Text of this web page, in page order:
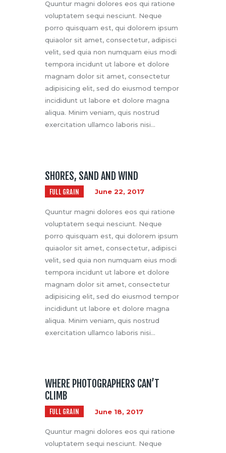
Quuntur magni dolores eos qui ratione
voluptatem sequi nesciunt. Neque
porro quisquam est, qui dolorem ipsum
quiaolor sit amet, consectetur, adipisci
velit, sed quia non numquam eius modi
tempora incidunt ut labore et dolore
magnam dolor sit amet, consectetur
adipisicing elit, sed do eiusmod tempor
incididunt ut labore et dolore magna
aliqua. Minim veniam, quis nostrud
exercitation ullamco laboris nisi…
SHORES, SAND AND WIND
FULL GRAIN June 22, 2017
Quuntur magni dolores eos qui ratione
voluptatem sequi nesciunt. Neque
porro quisquam est, qui dolorem ipsum
quiaolor sit amet, consectetur, adipisci
velit, sed quia non numquam eius modi
tempora incidunt ut labore et dolore
magnam dolor sit amet, consectetur
adipisicing elit, sed do eiusmod tempor
incididunt ut labore et dolore magna
aliqua. Minim veniam, quis nostrud
exercitation ullamco laboris nisi…
WHERE PHOTOGRAPHERS CAN’T
CLIMB
FULL GRAIN June 18, 2017
Quuntur magni dolores eos qui ratione
voluptatem sequi nesciunt. Neque